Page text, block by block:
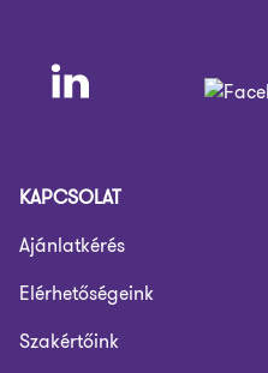
KAPCSOLAT
Ajánlatkérés
Elérhetőségeink
Szakértőink